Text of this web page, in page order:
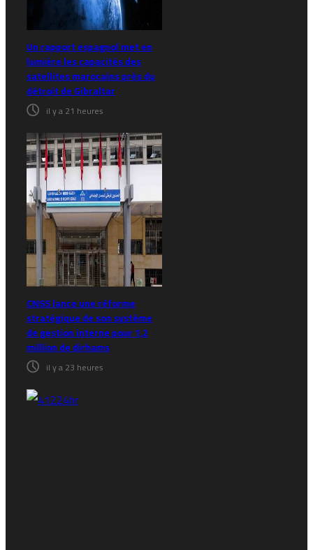
Un rapport espagnol met en
lumière les capacités des
satellites marocains près du
détroit de Gibraltar
il y a 21 heures
CNSS lance une réforme
stratégique de son système
de gestion interne pour 1,2
million de dirhams
il y a 23 heures